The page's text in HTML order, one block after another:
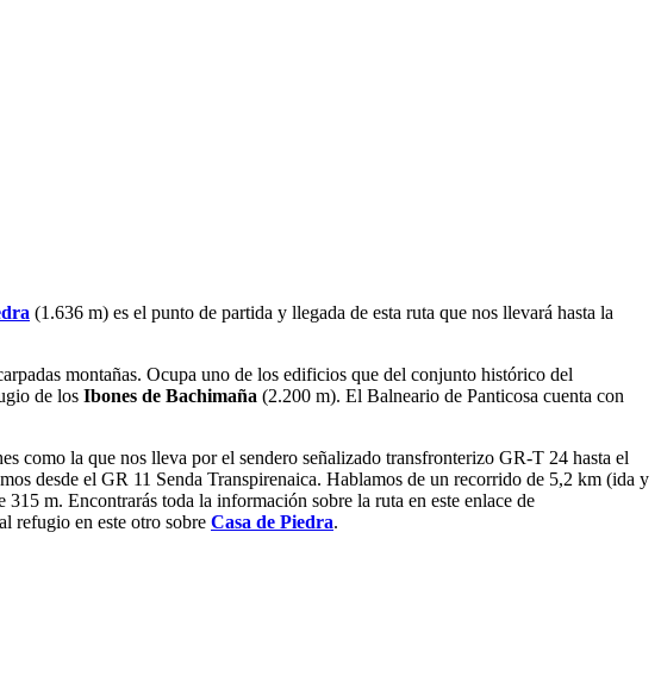
(1.636 m) es el punto de partida y llegada de esta ruta que nos llevará hasta la
montañas. Ocupa uno de los edificios que del conjunto histórico del
de los Ibones de Bachimaña (2.200 m). El Balneario de Panticosa cuenta con
como la que nos lleva por el sendero señalizado transfronterizo GR-T 24 hasta el
desde el GR 11 Senda Transpirenaica. Hablamos de un recorrido de 5,2 km (ida y
m. Encontrarás toda la información sobre la ruta en este enlace de
refugio en este otro sobre Casa de Piedra.